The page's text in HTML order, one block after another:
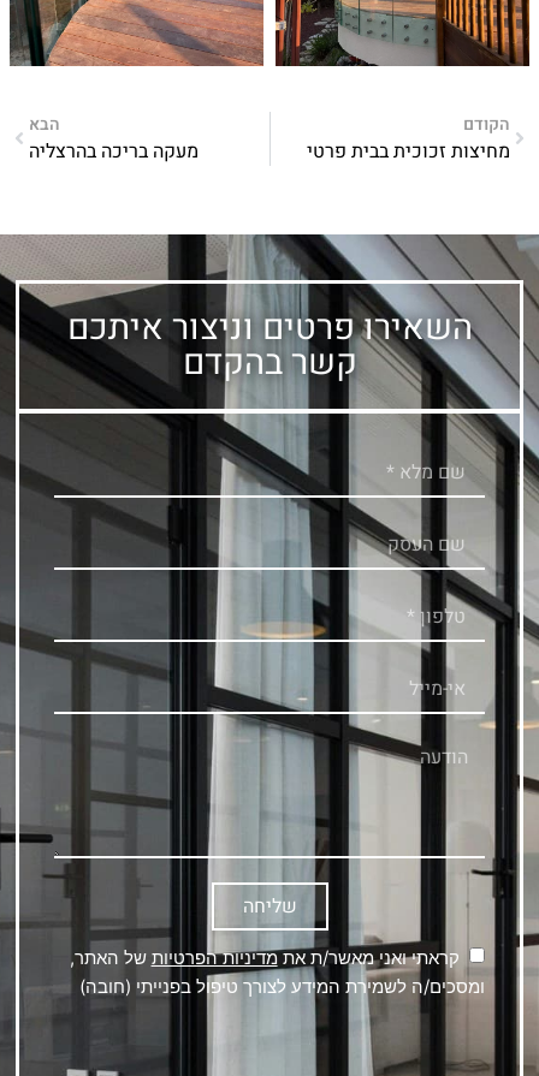
הקודם
מחיצות זכוכית בבית פרטי
הבא
מעקה בריכה בהרצליה
השאירו פרטים וניצור איתכם
קשר בהקדם
שליחה
קראתי ואני מאשר/ת אתמדיניות הפרטיות של האתר,
ומסכים/ה לשמירת המידע לצורך טיפול בפנייתי (חובה)